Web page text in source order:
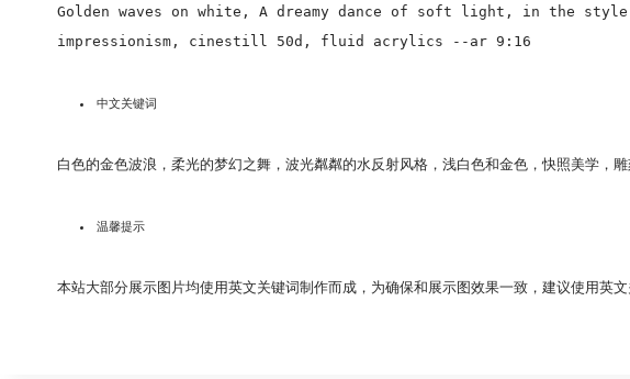
Golden waves on white, A dreamy dance of soft light, in the
impressionism, cinestill 50d, fluid acrylics --ar 9:16
中文关键词
白色的金色波浪，柔光的梦幻之舞，波光粼粼的水反射风格，浅白色和金色，快照
温馨提示
本站大部分展示图片均使用英文关键词制作而成，为确保和展示图效果一致，建议使用英